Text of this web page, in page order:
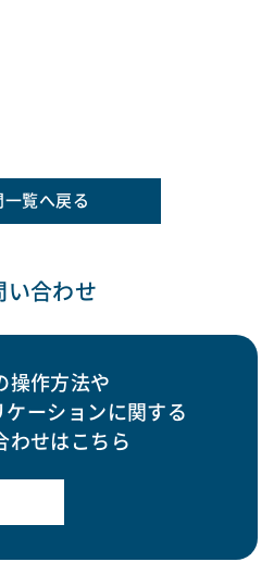
一覧へ戻る
い合わせ
操作方法や
ーションに関する
わせはこちら